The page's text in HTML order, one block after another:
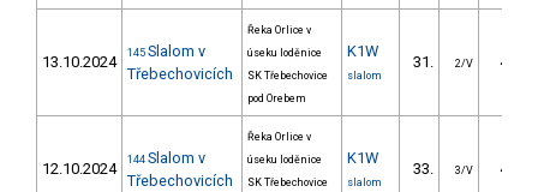
13.10.2024 145 Slalom v
Třebechovicích
Řeka Orlice v
úseku loděnice
SK Třebechovice
pod Orebem
K1W
slalom
31. 2/V 41.00
12.10.2024 144 Slalom v
Třebechovicích
Řeka Orlice v
úseku loděnice
SK Třebechovice
K1W
slalom
33. 3/V 40.70